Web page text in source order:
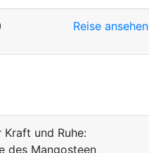
Reise ansehen